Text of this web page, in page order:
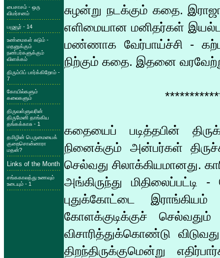
பைசாசம் - ஒரு
விமர்சனம்
பழுவூர் - 14
உண்மைகள் சுடும் -
மதனுக்கும்
நண்பர்களுக்கும்
விளக்கம்
திரும்பிப் பார்க்கிறோம் -
7
கோயில்களும்
கலைகளும்
திருவள்ளுவரின்
திருமேனி தாங்கிய
தங்கக்காசு - 1
தமிழின் பெருமையைக்
குறைசொன்னாரா
மதன்?
Links of the Month
சங்ககாலத்து உணவும்
உடையும் - 1
சுழன்று நடக்கும் கதை.
எளிமையான மனிதர்கள்
மண்ணாக வேர்பாய்ச்சி -
நிற்கும் கதை. இதனை
கதையைப் படித்தபின்
நினைக்கும் அன்பர்கள்
செல்வது சிலாக்கியமானது.
அங்கிருந்து
புதுக்கோட்டை
கோளக்குடிக்குச்
விசாரித்துக்கொண்டு
திறந்திருக்குமென்று